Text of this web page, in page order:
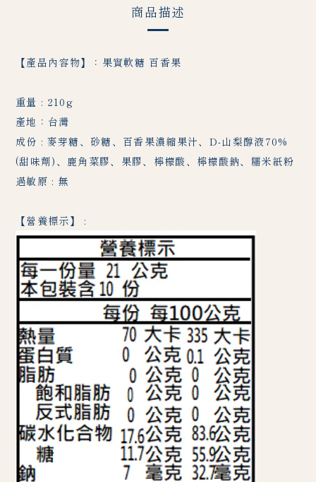
商品描述
【產品內容物】：果實軟糖 百香果
重量 : 210g
產地：台灣
成份 : 麥芽糖、砂糖、百香果濃縮果汁、D-山梨醇液70%
(甜味劑)、鹿角菜膠、果膠、檸檬酸、檸檬酸鈉、糯米紙粉
過敏原 : 無
【營養標示】 :